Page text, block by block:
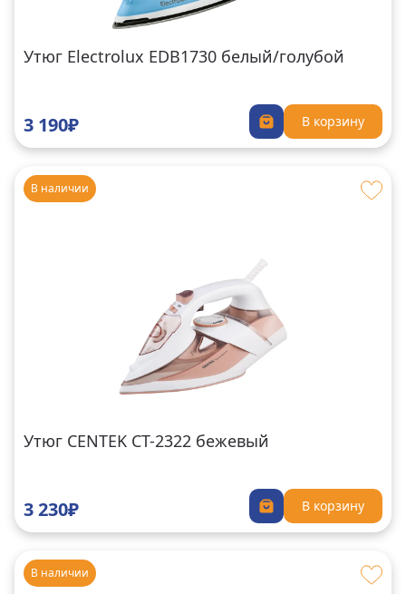
Утюг Electrolux EDB1730 белый/голубой
3 190₽ В корзину
В наличии
Утюг CENTEK CT-2322 бежевый
3 230₽ В корзину
В наличии